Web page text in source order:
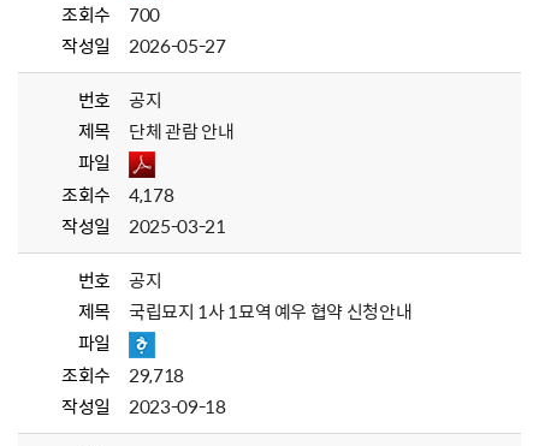
조회수
700
작성일
2026-05-27
번호
공지
제목
단체 관람 안내
파일
조회수
4,178
작성일
2025-03-21
번호
공지
제목
국립묘지 1사 1묘역 예우 협약 신청안내
파일
조회수
29,718
작성일
2023-09-18